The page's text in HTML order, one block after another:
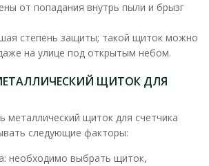
В сравнения
В закладки
от попадания внутрь пыли и брызг
степень защиты; такой щиток можно
на улице под открытым небом.
ЩИТОК ДЛЯ
металлический щиток для счетчика
следующие факторы:
необходимо выбрать щиток,